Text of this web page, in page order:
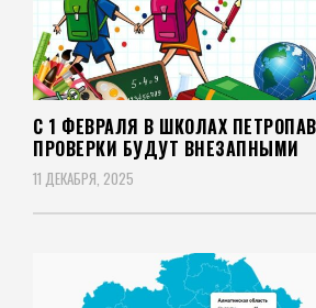
С 1 ФЕВРАЛЯ В ШКОЛАХ
ПРОВЕРКИ БУДУТ ВНЕЗАПНЫМИ
11 ДЕКАБРЯ, 2025